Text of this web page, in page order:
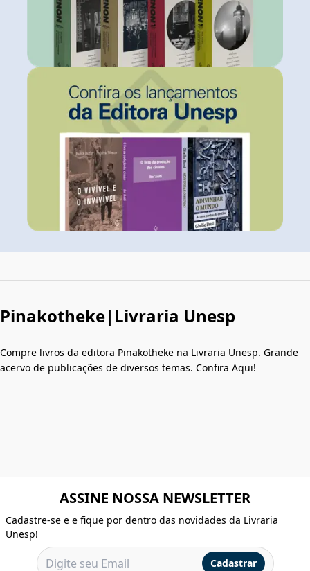
Pinakotheke|Livraria Unesp
Compre livros da editora Pinakotheke na Livraria Unesp. Grande
acervo de publicações de diversos temas. Confira Aqui!
ASSINE NOSSA NEWSLETTER
Cadastre-se e e fique por dentro das novidades da Livraria
Unesp!
Cadastrar